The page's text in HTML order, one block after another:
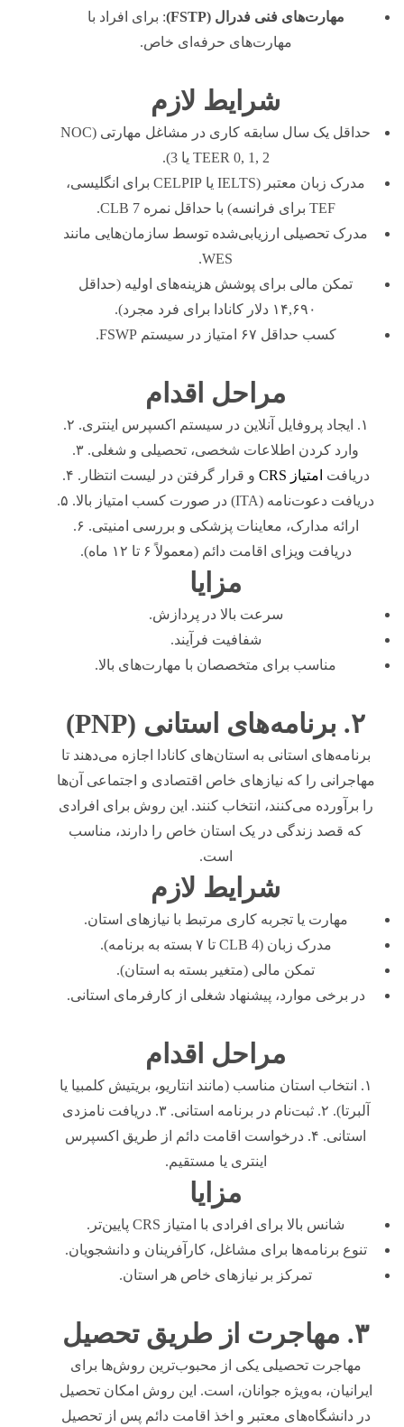
مهارت‌های فنی فدرال (FSTP)
: برای افراد با
مهارت‌های حرفه‌ای خاص.
شرایط لازم
حداقل یک سال سابقه کاری در مشاغل مهارتی (NOC
TEER 0, 1, 2 یا 3).
مدرک زبان معتبر (IELTS یا CELPIP برای انگلیسی،
TEF برای فرانسه) با حداقل نمره CLB 7.
مدرک تحصیلی ارزیابی‌شده توسط سازمان‌هایی مانند
WES.
تمکن مالی برای پوشش هزینه‌های اولیه (حداقل
۱۴,۶۹۰ دلار کانادا برای فرد مجرد).
کسب حداقل ۶۷ امتیاز در سیستم FSWP.
مراحل اقدام
۱. ایجاد پروفایل آنلاین در سیستم اکسپرس اینتری. ۲.
وارد کردن اطلاعات شخصی، تحصیلی و شغلی. ۳.
دریافت امتیاز CRS
و قرار گرفتن در لیست انتظار. ۴.
دریافت دعوت‌نامه (ITA) در صورت کسب امتیاز بالا. ۵.
ارائه مدارک، معاینات پزشکی و بررسی امنیتی. ۶.
دریافت ویزای اقامت دائم (معمولاً ۶ تا ۱۲ ماه).
مزایا
سرعت بالا در پردازش.
شفافیت فرآیند.
مناسب برای متخصصان با مهارت‌های بالا.
۲. برنامه‌های استانی (PNP)
برنامه‌های استانی به استان‌های کانادا اجازه می‌دهند تا
مهاجرانی را که نیازهای خاص اقتصادی و اجتماعی آن‌ها
را برآورده می‌کنند، انتخاب کنند. این روش برای افرادی
که قصد زندگی در یک استان خاص را دارند، مناسب
است.
شرایط لازم
مهارت یا تجربه کاری مرتبط با نیازهای استان.
مدرک زبان (CLB 4 تا ۷ بسته به برنامه).
تمکن مالی (متغیر بسته به استان).
در برخی موارد، پیشنهاد شغلی از کارفرمای استانی.
مراحل اقدام
۱. انتخاب استان مناسب (مانند انتاریو، بریتیش کلمبیا یا
آلبرتا). ۲. ثبت‌نام در برنامه استانی. ۳. دریافت نامزدی
استانی. ۴. درخواست اقامت دائم از طریق اکسپرس
اینتری یا مستقیم.
مزایا
شانس بالا برای افرادی با امتیاز CRS پایین‌تر.
تنوع برنامه‌ها برای مشاغل، کارآفرینان و دانشجویان.
تمرکز بر نیازهای خاص هر استان.
۳. مهاجرت از طریق تحصیل
مهاجرت تحصیلی یکی از محبوب‌ترین روش‌ها برای
ایرانیان، به‌ویژه جوانان، است. این روش امکان تحصیل
در دانشگاه‌های معتبر و اخذ اقامت دائم پس از تحصیل